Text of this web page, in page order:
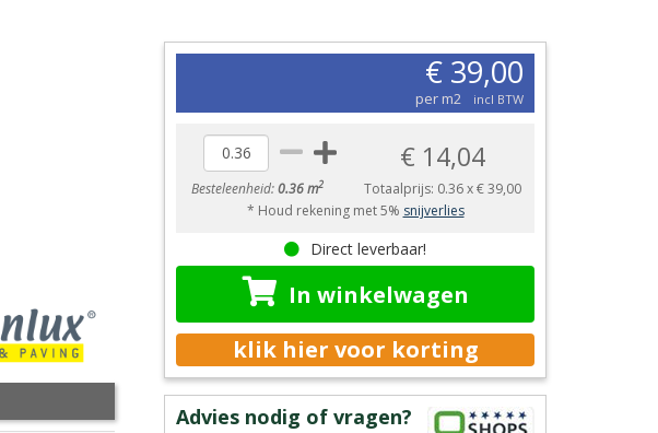
€ 39,00
per m2 incl BTW
Besteleenheid:0.36 m2
€ 14,04
Totaalprijs: 0.36x€ 39,00
* Houd rekening met 5% snijverlies
Direct leverbaar!
In winkelwagen
klik hier voor korting
Advies nodig of vragen?